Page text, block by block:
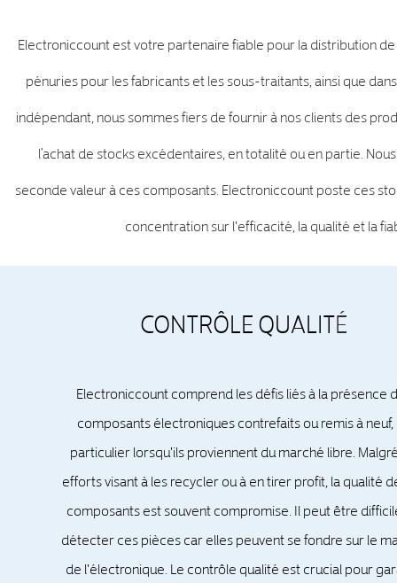
Electroniccount est votre partenaire fiable pour la distribution
pénuries pour les fabricants et les sous-traitants, ainsi que
indépendant, nous sommes fiers de fournir à nos clients des
l’achat de stocks excédentaires, en totalité ou en partie.
seconde valeur à ces composants. Electroniccount poste ces
concentration sur l'efficacité, la qualité et la
CONTRÔLE QUALITÉ
Electroniccount comprend les défis liés à la présence
composants électroniques contrefaits ou remis à
particulier lorsqu'ils proviennent du marché libre.
efforts visant à les recycler ou à en tirer profit, la qualité
composants est souvent compromise. Il peut être
détecter ces pièces car elles peuvent se fondre sur le
de l'électronique. Le contrôle qualité est crucial pour